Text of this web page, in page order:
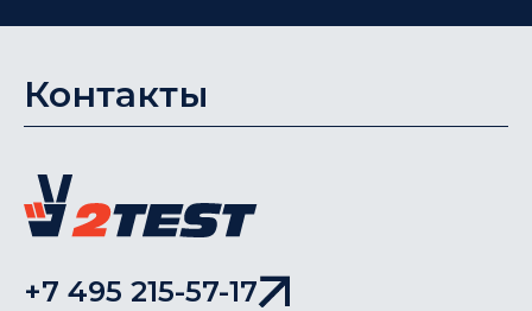
Контакты
+7 495 215-57-17